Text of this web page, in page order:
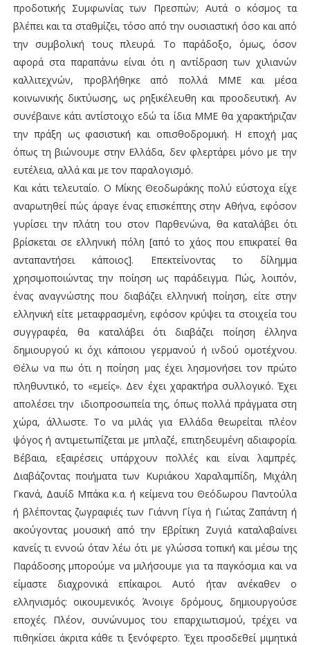
προδοτικής Συμφωνίας των Πρεσπών; Αυτά ο κόσμος τα
βλέπει και τα σταθμίζει, τόσο από την ουσιαστική όσο και από
την συμβολική τους πλευρά. Το παράδοξο, όμως, όσον
αφορά στα παραπάνω είναι ότι η αντίδραση των χιλιανών
καλλιτεχνών, προβλήθηκε από πολλά ΜΜΕ και μέσα
κοινωνικής δικτύωσης, ως ρηξικέλευθη και προοδευτική. Αν
συνέβαινε κάτι αντίστοιχο εδώ τα ίδια ΜΜΕ θα χαρακτήριζαν
την πράξη ως φασιστική και οπισθοδρομική. Η εποχή μας
όπως τη βιώνουμε στην Ελλάδα, δεν φλερτάρει μόνο με την
ευτέλεια, αλλά και με τον παραλογισμό.
Και κάτι τελευταίο. Ο Μίκης Θεοδωράκης πολύ εύστοχα είχε
αναρωτηθεί πώς άραγε ένας επισκέπτης στην Αθήνα, εφόσον
γυρίσει την πλάτη του στον Παρθενώνα, θα καταλάβει ότι
βρίσκεται σε ελληνική πόλη [από το χάος που επικρατεί θα
ανταπαντήσει κάποιος]. Επεκτείνοντας το δίλημμα
χρησιμοποιώντας την ποίηση ως παράδειγμα. Πώς, λοιπόν,
ένας αναγνώστης που διαβάζει ελληνική ποίηση, είτε στην
ελληνική είτε μεταφρασμένη, εφόσον κρύψει τα στοιχεία του
συγγραφέα, θα καταλάβει ότι διαβάζει ποίηση έλληνα
δημιουργού κι όχι κάποιου γερμανού ή ινδού ομοτέχνου.
Θέλω να πω ότι η ποίηση μας έχει λησμονήσει τον πρώτο
πληθυντικό, το «εμείς». Δεν έχει χαρακτήρα συλλογικό. Έχει
απολέσει την ιδιοπροσωπεία της, όπως πολλά πράγματα στη
χώρα, άλλωστε. Το να μιλάς για Ελλάδα θεωρείται πλέον
ψόγος ή αντιμετωπίζεται με μπλαζέ, επιτηδευμένη αδιαφορία.
Βέβαια, εξαιρέσεις υπάρχουν πολλές και είναι λαμπρές.
Διαβάζοντας ποιήματα των Κυριάκου Χαραλαμπίδη, Μιχάλη
Γκανά, Δαυίδ Μπάκα κ.α. ή κείμενα του Θεόδωρου Παντούλα
ή βλέποντας ζωγραφιές των Γιάννη Γίγα ή Γιώτας Ζαπάντη ή
ακούγοντας μουσική από την Εβρίτικη Ζυγιά καταλαβαίνει
κανείς τι εννοώ όταν λέω ότι με γλώσσα τοπική και μέσω της
Παράδοσης μπορούμε να μιλήσουμε για τα παγκόσμια και να
είμαστε διαχρονικά επίκαιροι. Αυτό ήταν ανέκαθεν ο
ελληνισμός: οικουμενικός. Άνοιγε δρόμους, δημιουργούσε
εποχές. Πλέον, συνώνυμος του επαρχιωτισμού, τρέχει να
πιθηκίσει άκριτα κάθε τι ξενόφερτο. Έχει προσδεθεί μιμητικά